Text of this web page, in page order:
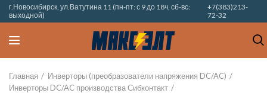
г.Новосибирск, ул.Ватутина 11 (пн-пт: с 9 до 18ч, сб-вс:
выходной)
+7(383)213-
72-32
Главная
Инверторы (преобразователи напряжения DC/AC)
Инверторы DC/AC производства Сибконтакт